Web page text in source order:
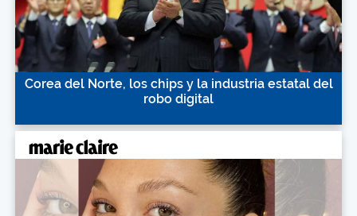
Corea del Norte, los chips y la industria estatal del
robo digital